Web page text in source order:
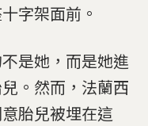
字架面前。
是她，而是她進
。然而，法蘭西
胎兒被埋在這